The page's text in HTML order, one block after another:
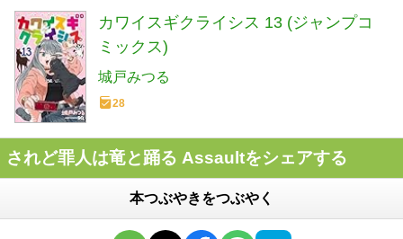
カワイスギクライシス 13 (ジャンプコ
ミックス)
城戸みつる
28
されど罪人は竜と踊る Assaultをシェアする
本つぶやきをつぶやく